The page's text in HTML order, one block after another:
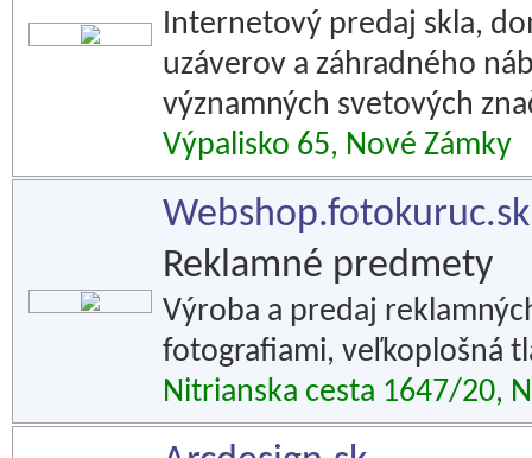
Internetový predaj skla,
uzáverov a záhradného
významných svetových
Výpalisko 65, Nové Zámky
Webshop.fotokuruc.sk
Reklamné predmety
Výroba a predaj
fotografiami, veľkoplošná
Nitrianska cesta 1647/20,